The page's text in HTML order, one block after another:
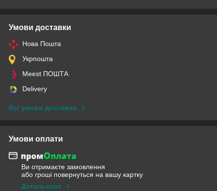
Умови доставки
Нова Пошта
Укрпошта
Meest ПОШТА
Delivery
Всі умови доставки
Умови оплати
Ви отримаєте замовлення
або гроші повернуться на вашу картку
Детальніше